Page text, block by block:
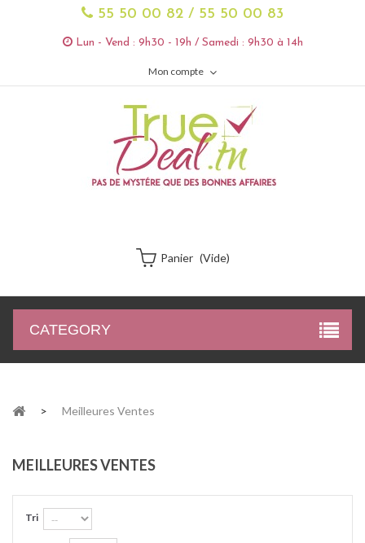
55 50 00 82 / 55 50 00 83
Lun - Vend : 9h30 - 19h / Samedi : 9h30 à 14h
Mon compte
Panier (vide)
CATEGORY
> Meilleures Ventes
MEILLEURES VENTES
Tri